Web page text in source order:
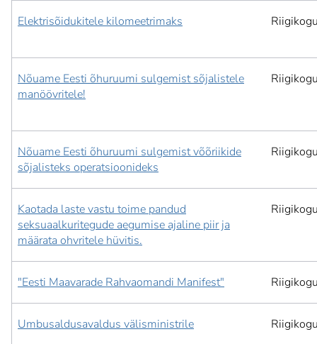
Elektrisõidukitele kilomeetrimaks
Nõuame Eesti õhuruumi sulgemist sõjalistele
manöövritele!
Nõuame Eesti õhuruumi sulgemist võõriikide
sõjalisteks operatsioonideks
Kaotada laste vastu toime pandud
seksuaalkuritegude aegumise ajaline piir ja
määrata ohvritele hüvitis.
"Eesti Maavarade Rahvaomandi Manifest"
Umbusaldusavaldus välisministrile